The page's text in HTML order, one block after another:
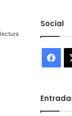
Social